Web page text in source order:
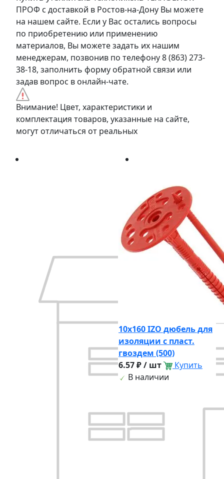
ПРОФ с доставкой в Ростов-на-Дону Вы можете
на нашем сайте. Если у Вас остались вопросы
по приобретению или применению
материалов, Вы можете задать их нашим
менеджерам, позвонив по телефону 8 (863) 273-
38-18, заполнить форму обратной связи или
задав вопрос в онлайн-чате.
Внимание! Цвет, характеристики и
комплектация товаров, указанные на сайте,
могут отличаться от реальных
10х160 IZO дюбель для
изоляции с пласт.
гвоздем (500)
6.57 ₽ / шт
Купить
В наличии